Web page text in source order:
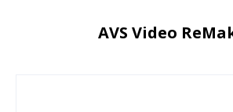
AVS Video